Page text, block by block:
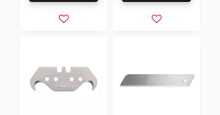
Lägg till i favoriter Lägg till i